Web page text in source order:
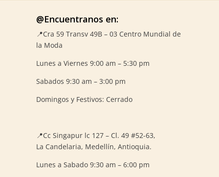
@Encuentranos en:
📍Cra 59 Transv 49B – 03 Centro Mundial de
la Moda
Lunes a Viernes 9:00 am – 5:30 pm
Sabados 9:30 am – 3:00 pm
Domingos y Festivos: Cerrado
📍Cc Singapur lc 127 – Cl. 49 #52-63,
La Candelaria, Medellín, Antioquia.
Lunes a Sabado 9:30 am – 6:00 pm